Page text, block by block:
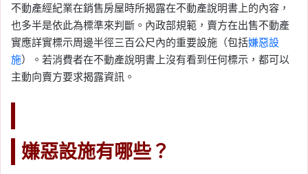
不動產經紀業在銷售房屋時所揭露在不動產說明書上的內容，
也多半是依此為標準來判斷。內政部規範，賣方在出售不動產
實應詳實標示周邊半徑三百公尺內的重要設施（包括嫌惡設
施）。若消費者在不動產說明書上沒有看到任何標示，都可以
主動向賣方要求揭露資訊。
嫌惡設施有哪些？